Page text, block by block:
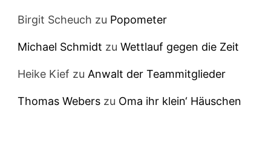
Birgit Scheuch zu Popometer
Michael Schmidt zuWettlauf gegen die Zeit
Heike Kief zuAnwalt der Teammitglieder
Thomas Webers zu Oma ihr klein‘ Häuschen